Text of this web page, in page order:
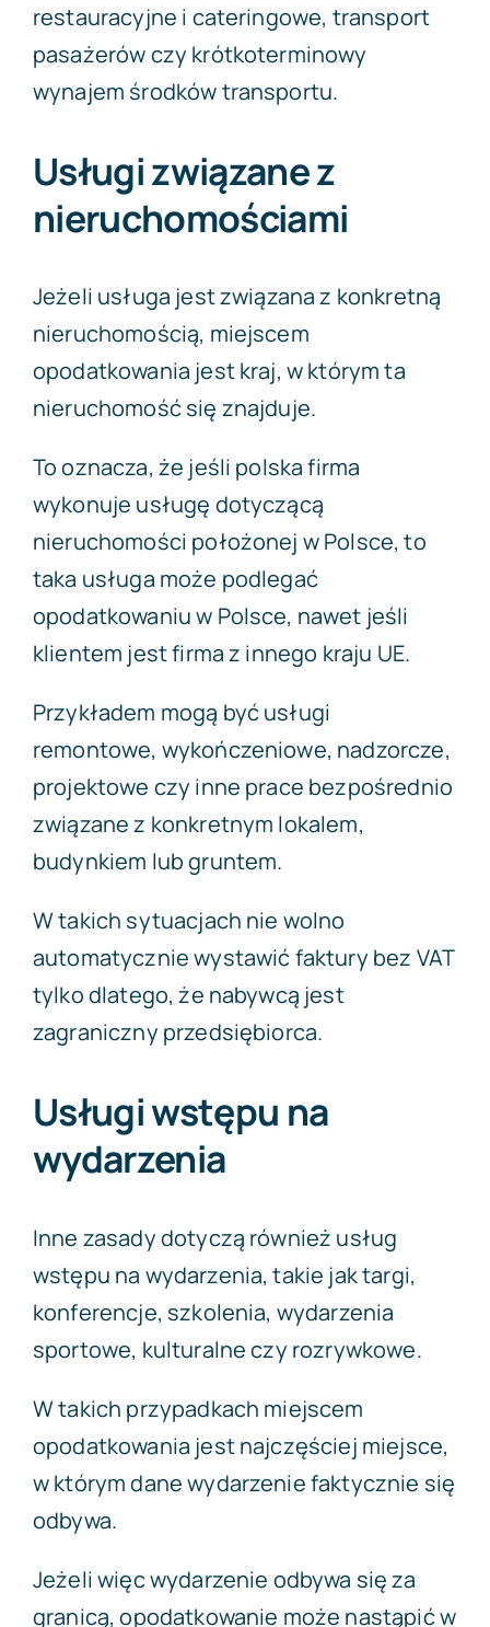
restauracyjne i cateringowe, transport
pasażerów czy krótkoterminowy
wynajem środków transportu.
Usługi związane z
nieruchomościami
Jeżeli usługa jest związana z konkretną
nieruchomością, miejscem
opodatkowania jest kraj, w którym ta
nieruchomość się znajduje.
To oznacza, że jeśli polska firma
wykonuje usługę dotyczącą
nieruchomości położonej w Polsce, to
taka usługa może podlegać
opodatkowaniu w Polsce, nawet jeśli
klientem jest firma z innego kraju UE.
Przykładem mogą być usługi
remontowe, wykończeniowe, nadzorcze,
projektowe czy inne prace bezpośrednio
związane z konkretnym lokalem,
budynkiem lub gruntem.
W takich sytuacjach nie wolno
automatycznie wystawić faktury bez VAT
tylko dlatego, że nabywcą jest
zagraniczny przedsiębiorca.
Usługi wstępu na
wydarzenia
Inne zasady dotyczą również usług
wstępu na wydarzenia, takie jak targi,
konferencje, szkolenia, wydarzenia
sportowe, kulturalne czy rozrywkowe.
W takich przypadkach miejscem
opodatkowania jest najczęściej miejsce,
w którym dane wydarzenie faktycznie się
odbywa.
Jeżeli więc wydarzenie odbywa się za
granicą, opodatkowanie może nastąpić w